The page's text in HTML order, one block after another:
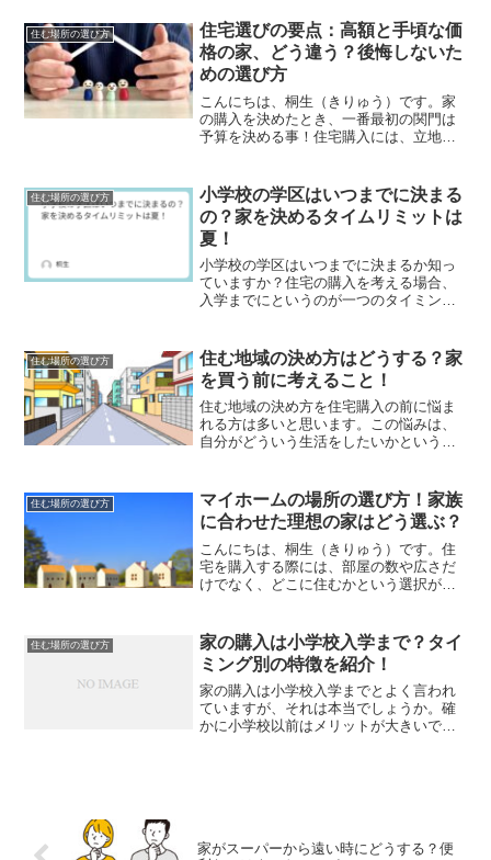
活が楽になります。買おうと思っている
家がスーパーが遠い場合検討してくださ
い。
住む場所の選び方
住宅選びの要点：高額と手頃な価
格の家、どう違う？後悔しないた
めの選び方
こんにちは、桐生（きりゅう）です。家
の購入を決めたとき、一番最初の関門は
予算を決める事！住宅購入には、立地や
にとって頭の痛い問題です。家族の未
来、教育、老後の計画など、...
住む場所の選び方
小学校の学区はいつまでに決まる
の？家を決めるタイムリミットは
夏！
小学校の学区はいつまでに決まるか知っ
ていますか？住宅の購入を考える場合、
入学までにというのが一つのタイミング
の決定と引っ越しの時期には強い関係性
がありますよ！
住む場所の選び方
住む地域の決め方はどうする？家
を買う前に考えること！
住む地域の決め方を住宅購入の前に悩ま
れる方は多いと思います。この悩みは、
自分がどういう生活をしたいかという事
オススメの住む地域の決め方をお伝えし
ます。
住む場所の選び方
マイホームの場所の選び方！家族
に合わせた理想の家はどう選ぶ？
こんにちは、桐生（きりゅう）です。住
宅を購入する際には、部屋の数や広さだ
けでなく、どこに住むかという選択が重
ょう。住宅購入は、人生で最も大きな投
資とされます。決めてしま...
住む場所の選び方
家の購入は小学校入学まで？タイ
ミング別の特徴を紹介！
家の購入は小学校入学までとよく言われ
ていますが、それは本当でしょうか。確
かに小学校以前はメリットが大きいです
家がスーパーから遠い時にどうする？便